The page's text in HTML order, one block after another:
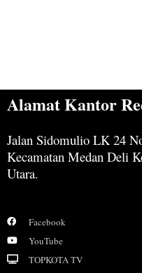
Alamat Kantor
Jalan Sidomulio LK 24
Kecamatan Medan Deli
Utara.
Facebook
YouTube
TOPKOTA TV